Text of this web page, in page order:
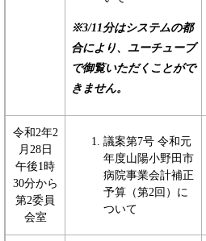
※3/11分はシステムの都
合により、ユーチューブ
で御覧いただくことがで
きません。
令和2年2
月28日
午後1時
30分から
第2委員
会室
議案第7号 令和元
年度山陽小野田市
病院事業会計補正
予算（第2回）に
ついて